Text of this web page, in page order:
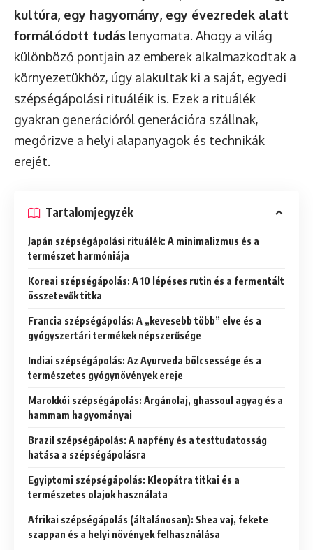
kultúra, egy hagyomány, egy évezredek alatt
formálódott tudás lenyomata. Ahogy a világ
különböző pontjain az emberek alkalmazkodtak a
környezetükhöz, úgy alakultak ki a saját, egyedi
szépségápolási rituáléik is. Ezek a rituálék
gyakran generációról generációra szállnak,
megőrizve a helyi alapanyagok és technikák
erejét.
Tartalomjegyzék
Japán szépségápolási rituálék: A minimalizmus és a
természet harmóniája
Koreai szépségápolás: A 10 lépéses rutin és a fermentált
összetevők titka
Francia szépségápolás: A „kevesebb több” elve és a
gyógyszertári termékek népszerűsége
Indiai szépségápolás: Az Ayurveda bölcsessége és a
természetes gyógynövények ereje
Marokkói szépségápolás: Argánolaj, ghassoul agyag és a
hammam hagyományai
Brazil szépségápolás: A napfény és a testtudatosság
hatása a szépségápolásra
Egyiptomi szépségápolás: Kleopátra titkai és a
természetes olajok használata
Afrikai szépségápolás (általánosan): Shea vaj, fekete
szappan és a helyi növények felhasználása